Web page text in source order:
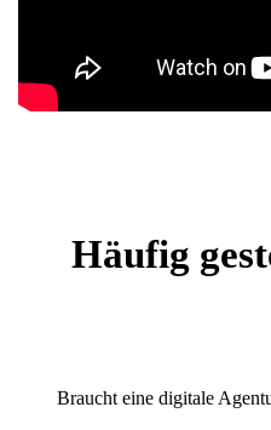
Häufig
Braucht eine digitale